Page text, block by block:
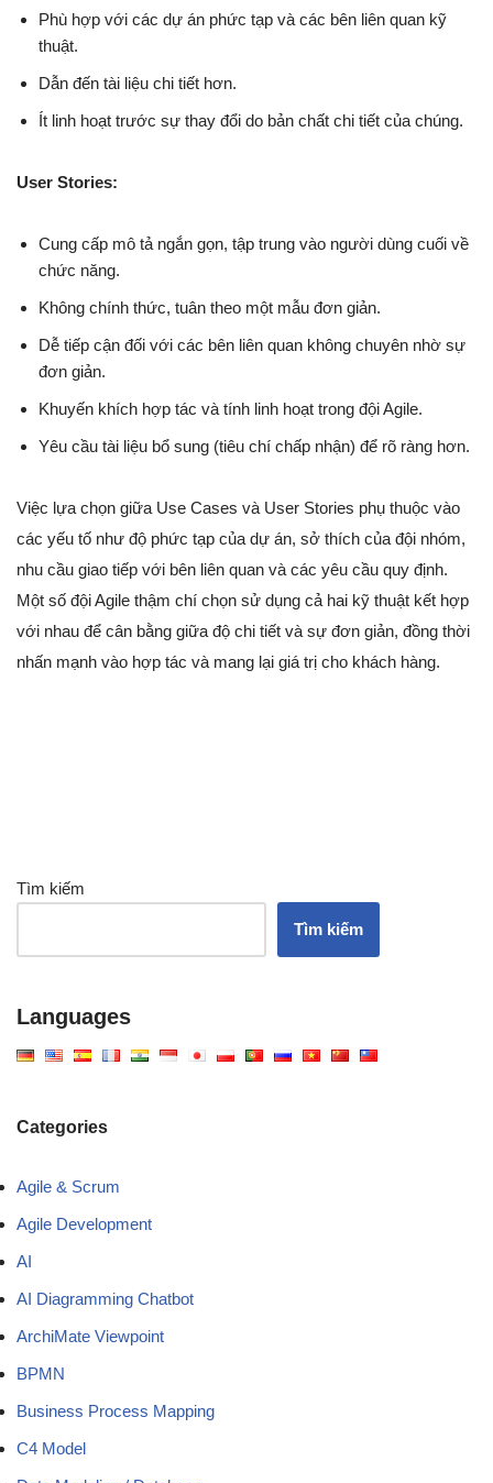
Phù hợp với các dự án phức tạp và các bên liên quan kỹ
thuật.
Dẫn đến tài liệu chi tiết hơn.
Ít linh hoạt trước sự thay đổi do bản chất chi tiết của chúng.
User Stories:
Cung cấp mô tả ngắn gọn, tập trung vào người dùng cuối về
chức năng.
Không chính thức, tuân theo một mẫu đơn giản.
Dễ tiếp cận đối với các bên liên quan không chuyên nhờ sự
đơn giản.
Khuyến khích hợp tác và tính linh hoạt trong đội Agile.
Yêu cầu tài liệu bổ sung (tiêu chí chấp nhận) để rõ ràng hơn.
Việc lựa chọn giữa Use Cases và User Stories phụ thuộc vào
các yếu tố như độ phức tạp của dự án, sở thích của đội nhóm,
nhu cầu giao tiếp với bên liên quan và các yêu cầu quy định.
Một số đội Agile thậm chí chọn sử dụng cả hai kỹ thuật kết hợp
với nhau để cân bằng giữa độ chi tiết và sự đơn giản, đồng thời
nhấn mạnh vào hợp tác và mang lại giá trị cho khách hàng.
Tìm kiếm
Tìm kiếm
Languages
Categories
Agile & Scrum
Agile Development
AI
AI Diagramming Chatbot
ArchiMate Viewpoint
BPMN
Business Process Mapping
C4 Model